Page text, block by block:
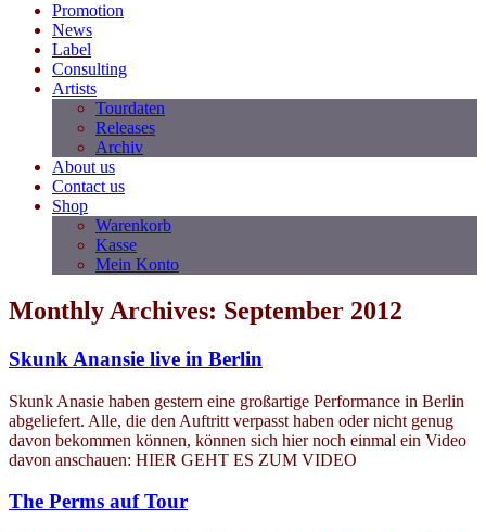
Promotion
News
Label
Consulting
Artists
Tourdaten
Releases
Archiv
About us
Contact us
Shop
Warenkorb
Kasse
Mein Konto
Monthly Archives: September 2012
Skunk Anansie live in Berlin
Skunk Anasie haben gestern eine großartige Performance in Berlin
abgeliefert. Alle, die den Auftritt verpasst haben oder nicht genug
davon bekommen können, können sich hier noch einmal ein Video
davon anschauen: HIER GEHT ES ZUM VIDEO
The Perms auf Tour